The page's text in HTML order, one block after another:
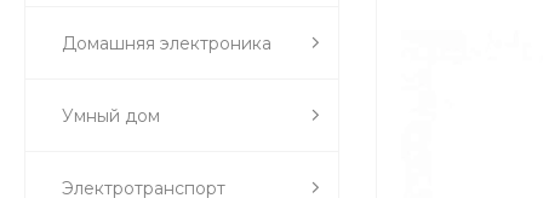
Домашняя электроника
Умный дом
Электротранспорт